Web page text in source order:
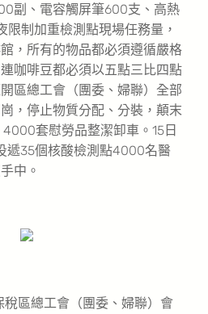
副、電容觸屏筆600支、高熱
限制加重檢測點現場任務量，
，所有的物品都必須遵循嚴格
咖啡豆都必須以五點三比四點
區總工會（團委、婦聯）全部
，停止物質分配、分裝，顛末
套慰勞品整潔卸車。15日
遞35個核酸檢測點4000名醫
中。
區總工會（團委、婦聯）會